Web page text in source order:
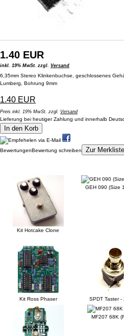
1.40 EUR
inkl. 19% MwSt. zzgl. Versand
6,35mm Stereo Klinkenbuchse, geschlossenes
Lumberg, Bohrung 9mm
1.40 EUR
Preis inkl. 19% MwSt. zzgl. Versand
Lieferung bei heutiger Zahlung und innerhalb
In den Korb
BewertungenBewertung schreiben Zur
Kit Hotcake Clone
GEH 090 (Size
Kit Ross Phaser SPDT Taster -
MF207 68K